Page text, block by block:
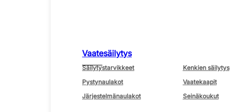
Vaatesäilytys
Säilytystarvikkeet Kenkien säilytys
Pystynaulakot
Vaatekaapit
Järjestelmänaulakot
Seinäkoukut